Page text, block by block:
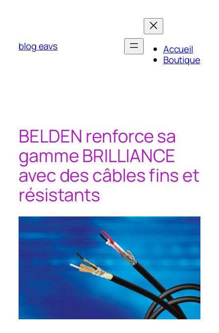
blog eavs
Accueil
Boutique
BELDEN renforce sa
gamme BRILLIANCE
avec des câbles fins et
résistants